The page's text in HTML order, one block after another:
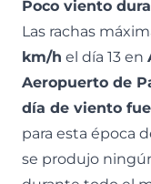
Poco viento
Las rachas
km/h el día 13 en
Aeropuerto de
día de viento
para esta época
se produjo